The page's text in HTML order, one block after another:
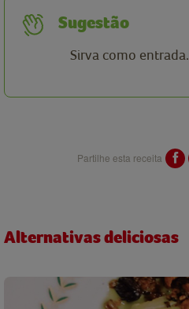
Sugestão
Sirva como entrada.
Partilhe esta receita
Alternativas deliciosas